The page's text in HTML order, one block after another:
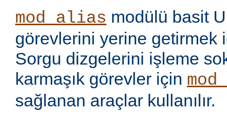
mod_alias modülü basit
görevlerini yerine getirmek
Sorgu dizgelerini işleme
karmaşık görevler için
sağlanan araçlar kullanılır.